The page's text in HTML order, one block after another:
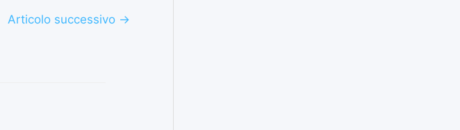
Articolo successivo →